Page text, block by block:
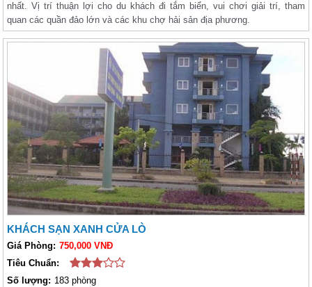
nhất. Vị trí thuận lợi cho du khách đi tắm biển, vui chơi giải trí, tham
quan các quần đảo lớn và các khu chợ hải sản địa phương.
KHÁCH SẠN XANH CỬA LÒ
Giá Phòng: 750,000 VNĐ
Tiêu Chuẩn:
Số lượng: 183 phòng